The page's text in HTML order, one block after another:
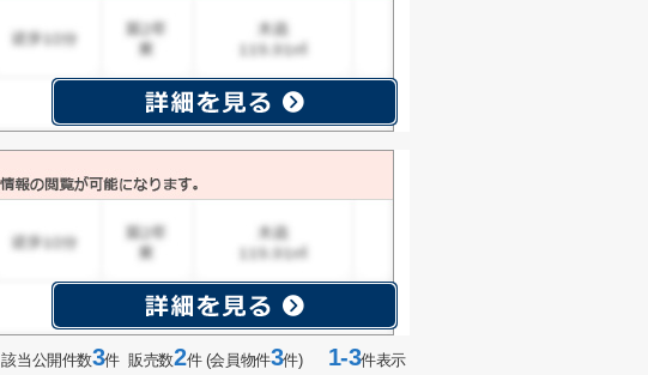
該当公開件数3件 販売数2件 (会員物件3件)1-3件表示